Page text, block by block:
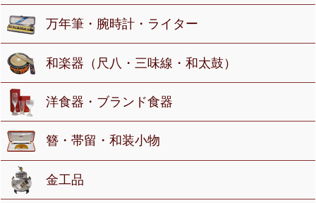
万年筆・腕時計・ライター
和楽器（尺八・三味線・和太鼓）
洋食器・ブランド食器
簪・帯留・和装小物
金工品